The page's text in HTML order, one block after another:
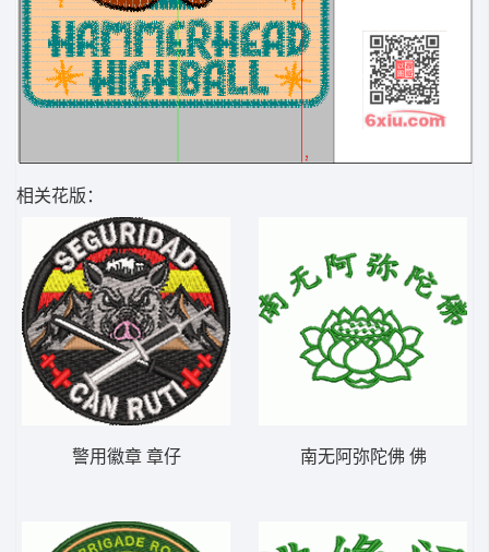
相关花版：
警用徽章 章仔 南无阿弥陀佛 佛